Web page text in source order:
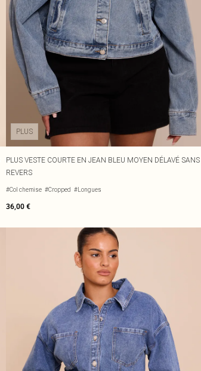
PLUS
PLUS VESTE COURTE EN JEAN BLEU MOYEN DÉLAVÉ SANS
REVERS
#Col chemise #Cropped #Longues
36,00 €